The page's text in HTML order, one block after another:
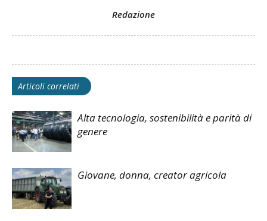
Redazione
Articoli correlati
Alta tecnologia, sostenibilità e parità di
genere
Giovane, donna, creator agricola